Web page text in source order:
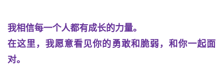
我相信每一个人都有成长的力量。
在这里，我愿意看见你的勇敢和脆弱，和你一起面
对。